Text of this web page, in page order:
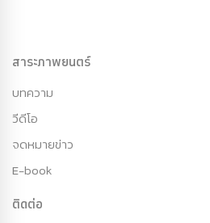
สาระภาพยนตร์
บทความ
วีดีโอ
จดหมายข่าว
E-book
ติดต่อ